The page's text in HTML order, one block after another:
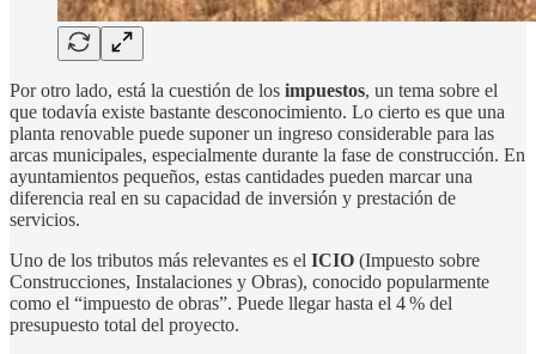
Por otro lado, está la cuestión de los impuestos, un tema sobre el
que todavía existe bastante desconocimiento. Lo cierto es que una
planta renovable puede suponer un ingreso considerable para las
arcas municipales, especialmente durante la fase de construcción. En
ayuntamientos pequeños, estas cantidades pueden marcar una
diferencia real en su capacidad de inversión y prestación de
servicios.
Uno de los tributos más relevantes es el ICIO (Impuesto sobre
Construcciones, Instalaciones y Obras), conocido popularmente
como el “impuesto de obras”. Puede llegar hasta el 4 % del
presupuesto total del proyecto.